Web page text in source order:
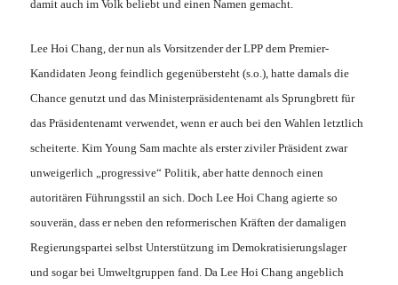
damit auch im Volk beliebt und einen Namen gemacht.
Lee Hoi Chang, der nun als Vorsitzender der LPP dem Premier-
Kandidaten Jeong feindlich gegenübersteht (s.o.), hatte damals die
Chance genutzt und das Ministerpräsidentenamt als Sprungbrett für
das Präsidentenamt verwendet, wenn er auch bei den Wahlen letztlich
scheiterte. Kim Young Sam machte als erster ziviler Präsident zwar
unweigerlich „progressive“ Politik, aber hatte dennoch einen
autoritären Führungsstil an sich. Doch Lee Hoi Chang agierte so
souverän, dass er neben den reformerischen Kräften der damaligen
Regierungspartei selbst Unterstützung im Demokratisierungslager
und sogar bei Umweltgruppen fand. Da Lee Hoi Chang angeblich